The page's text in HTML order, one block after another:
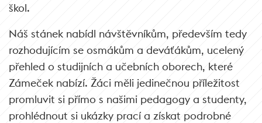
škol.
Náš stánek nabídl návštěvníkům, především tedy
rozhodujícím se osmákům a deváťákům, ucelený
přehled o studijních a učebních oborech, které
Zámeček nabízí. Žáci měli jedinečnou příležitost
promluvit si přímo s našimi pedagogy a studenty,
prohlédnout si ukázky prací a získat podrobné